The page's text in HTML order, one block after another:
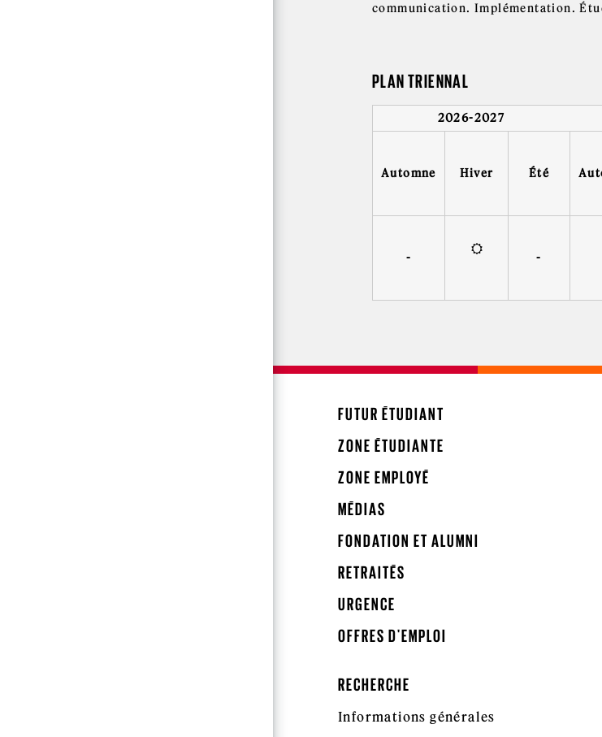
communication. Implémentation.
PLAN TRIENNAL
2026-2027
Automne Hiver Été
- -
FUTUR ÉTUDIANT
ZONE ÉTUDIANTE
ZONE EMPLOYÉ
MÉDIAS
FONDATION ET ALUMNI
RETRAITÉS
URGENCE
OFFRES D'EMPLOI
RECHERCHE
Informations générales